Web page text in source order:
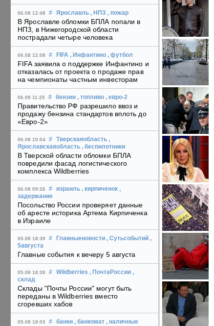
06.08 12:48 # Ярославль , НПЗ , пожар
В Ярославле обломки БПЛА попали в
НПЗ, в Нижегородской области
пострадали четыре человека
06.08 12:08 # FIFA , Инфантино , футбол
FIFA заявила о поддержке Инфантино и
отказалась от проекта о продаже прав
на чемпионаты частным инвесторам
06.08 11:25 # бензин , топливо , евро-2
Правительство РФ разрешило ввоз и
продажу бензина стандартов вплоть до
«Евро-2»
06.08 10:04 # Тверскаяобласть ,
Ярославскаяобласть , беспилотники
В Тверской области обломки БПЛА
повредили фасад логистического
комплекса Wildberries
06.08 09:26 # израиль , кирпиченок ,
задержание
Посольство России проверяет данные
об аресте историка Артема Кирпиченка
в Израиле
05.08 18:39 # Главныеновости , Сутьсобытий ,
5августа
Главные события к вечеру 5 августа
05.08 18:38 # Wildberries , ПочтаРоссии ,
склад
Склады "Почты России" могут быть
переданы в Wildberries вместо
сгоревших хабов
05.08 18:03 # банки , банкомат , наличные